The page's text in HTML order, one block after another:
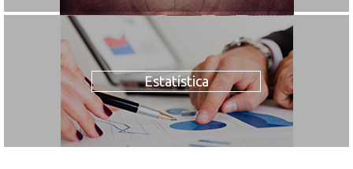
Estatística